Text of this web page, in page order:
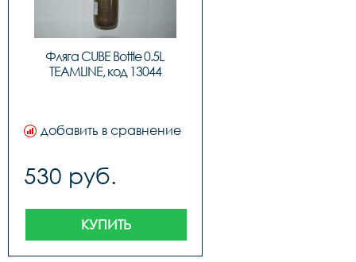
Фляга CUBE Bottle 0.5L
TEAMLINE, код 13044
добавить в сравнение
530 руб.
КУПИТЬ